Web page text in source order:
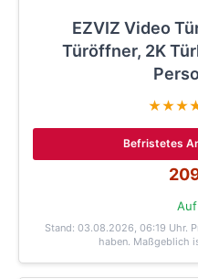
EZVIZ Video
Türöffner, 2K
Befristetes
Stand: 03.08.2026, 06:19 Uhr.
haben. Maßgeblich